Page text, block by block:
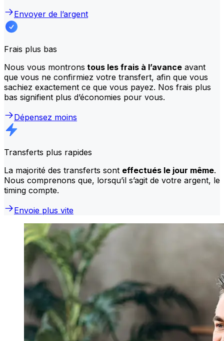
Envoyer de l’argent
Frais plus bas
Nous vous montrons tous les frais à l’avance avant
que vous ne confirmiez votre transfert, afin que vous
sachiez exactement ce que vous payez. Nos frais plus
bas signifient plus d’économies pour vous.
Dépensez moins
Transferts plus rapides
La majorité des transferts sont effectués le jour même.
Nous comprenons que, lorsqu’il s’agit de votre argent, le
timing compte.
Envoie plus vite